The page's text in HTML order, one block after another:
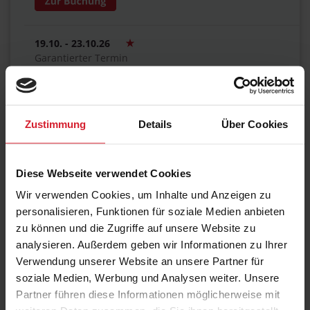
Zustimmung Details Über Cookies
Diese Webseite verwendet Cookies
Wir verwenden Cookies, um Inhalte und Anzeigen zu
personalisieren, Funktionen für soziale Medien anbieten
zu können und die Zugriffe auf unsere Website zu
analysieren. Außerdem geben wir Informationen zu Ihrer
Verwendung unserer Website an unsere Partner für
soziale Medien, Werbung und Analysen weiter. Unsere
Partner führen diese Informationen möglicherweise mit
19.10. - 23.10.26
Garantierter Termin
Online LIVE
working @ home / hybrid
23.11. - 27.11.26
Online LIVE
working @ home
€ 2.270,00
07.12. - 11.12.26